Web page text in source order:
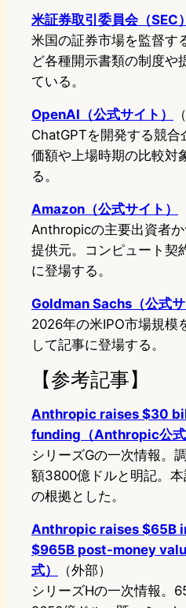
米証券取引委員会（SEC）
米国の証券市場を監督す
ど各種開示書類の制度や
ている。
OpenAI（公式サイト）
ChatGPTを開発する競
価額や上場時期の比較対
る。
Amazon（公式サイト）
Anthropicの主要出資者
提供元。コンピュート契
に登場する。
Goldman Sachs（公式サ
2026年の米IPO市場規模
して記事に登場する。
【参考記事】
Anthropic raises $30
funding（Anthropic公式
シリーズGの一次情報。
額3800億ドルと明記。
の根拠とした。
Anthropic raises $65B
$965B post-money
式）
（外部）
シリーズHの一次情報。